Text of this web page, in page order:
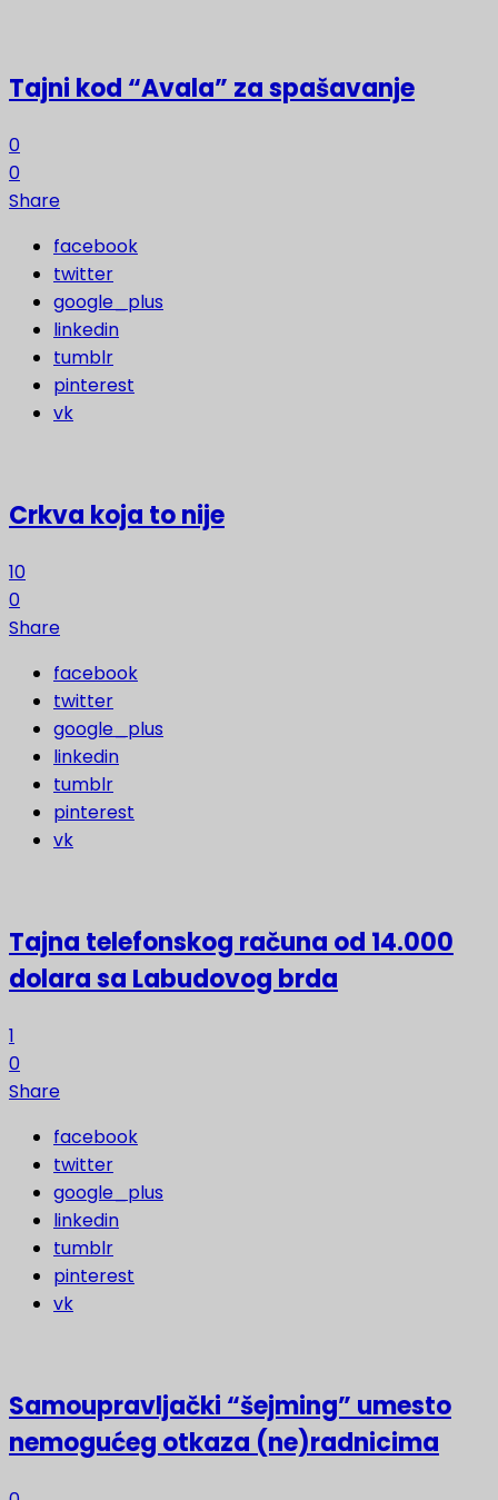
Tajni kod “Avala” za spašavanje
0
0
Share
facebook
twitter
google_plus
linkedin
tumblr
pinterest
vk
Crkva koja to nije
10
0
Share
facebook
twitter
google_plus
linkedin
tumblr
pinterest
vk
Tajna telefonskog računa od 14.000
dolara sa Labudovog brda
1
0
Share
facebook
twitter
google_plus
linkedin
tumblr
pinterest
vk
Samoupravljački “šejming” umesto
nemogućeg otkaza (ne)radnicima